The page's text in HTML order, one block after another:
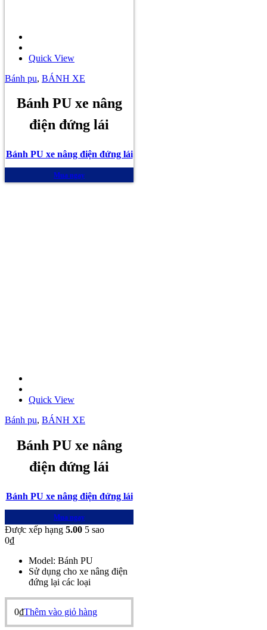
Quick View
Bánh pu, BÁNH XE
Bánh PU xe nâng
điện đứng lái
Bánh PU xe nâng điện đứng lái
Mua ngay
Quick View
Bánh pu, BÁNH XE
Bánh PU xe nâng
điện đứng lái
Bánh PU xe nâng điện đứng lái
Mua ngay
Được xếp hạng 5.00 5 sao
0₫
Model: Bánh PU
Sử dụng cho xe nâng điện
đứng lại các loại
0₫Thêm vào giỏ hàng